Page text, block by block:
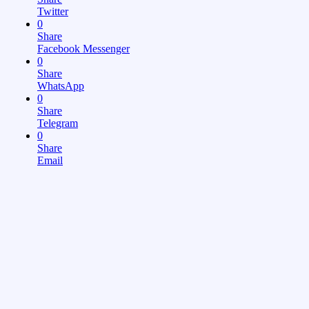
Twitter
0
Share
Facebook Messenger
0
Share
WhatsApp
0
Share
Telegram
0
Share
Email